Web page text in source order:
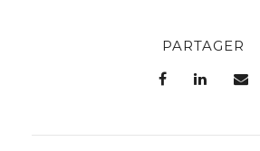
PARTAGER